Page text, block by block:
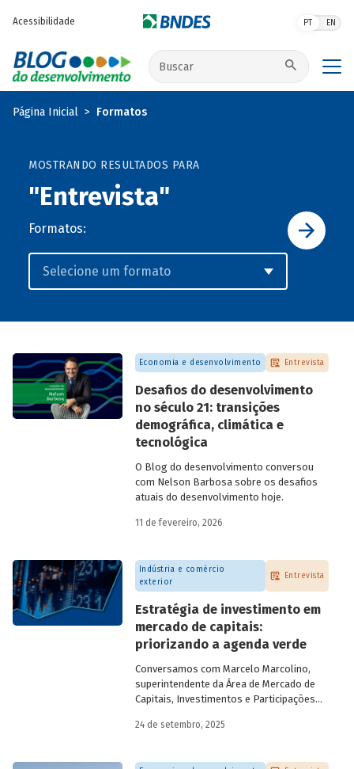
Acessibilidade PT EN
Buscar no site
Página Inicial Formatos
MOSTRANDO RESULTADOS PARA
"Entrevista"
Formatos:
Economia e desenvolvimento Entrevista
Desafios do desenvolvimento
no século 21: transições
demográfica, climática e
tecnológica
O Blog do desenvolvimento conversou
com Nelson Barbosa sobre os desafios
atuais do desenvolvimento hoje.
11 de fevereiro, 2026
Indústria e comércio
exterior
Entrevista
Estratégia de investimento em
mercado de capitais:
priorizando a agenda verde
Conversamos com Marcelo Marcolino,
superintendente da Área de Mercado de
Capitais, Investimentos e Participações
novas empresas investidas pela
Finanças e Gente e Gestão da Santa Clara
24 de setembro, 2025